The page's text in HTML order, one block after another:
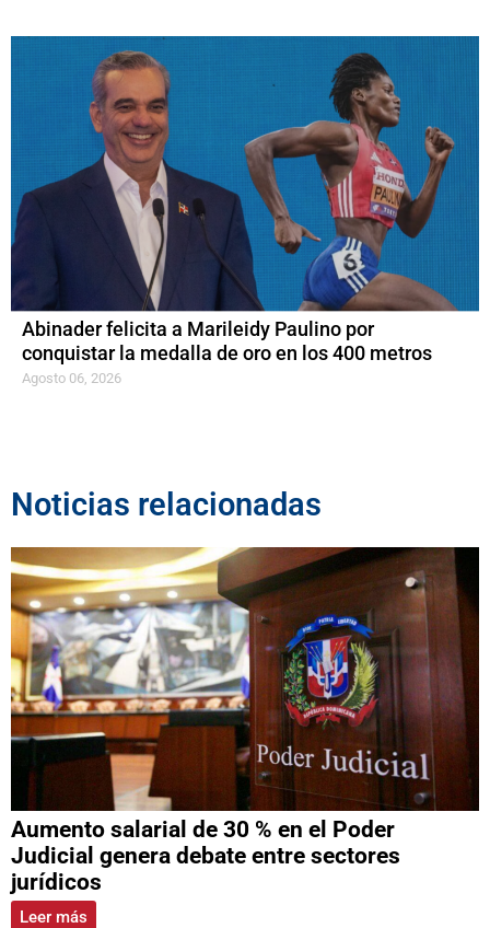
Abinader felicita a Marileidy Paulino por
conquistar la medalla de oro en los 400 metros
Agosto 06, 2026
Noticias relacionadas
Aumento salarial de 30 % en el Poder
Judicial genera debate entre sectores
jurídicos
Leer más